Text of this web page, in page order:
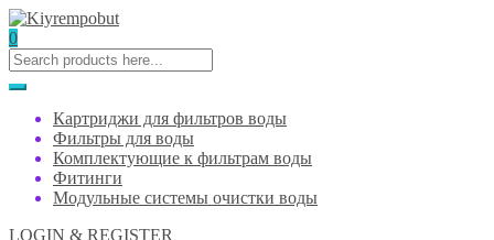
0
Картриджи для фильтров воды
Фильтры для воды
Комплектующие к фильтрам воды
Фитинги
Модульные системы очистки воды
LOGIN & REGISTER